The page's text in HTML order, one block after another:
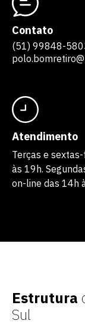
Contato
(51) 99848-
Atendimento
Terças e
às 19h.
on-line das 14h
Estrutura
Sul